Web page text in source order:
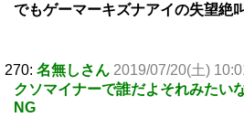
でもゲーマーキズナアイの失望絶
270: 名無しさん 2019/07/20(土)
クソマイナーで誰だよそれみたい
NG